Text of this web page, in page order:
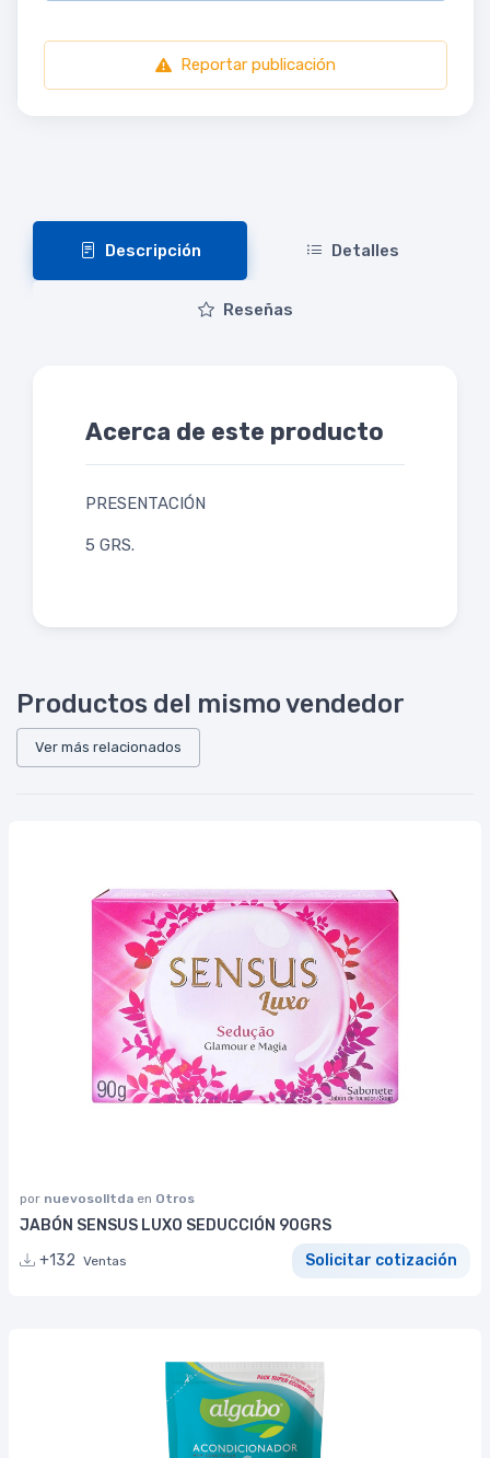
Reportar publicación
Descripción Detalles
Reseñas
Acerca de este producto
PRESENTACIÓN
5 GRS.
Productos del mismo vendedor
Ver más relacionados
por nuevosolltda en Otros
JABÓN SENSUS LUXO SEDUCCIÓN 90GRS
+132 Ventas Solicitar cotización